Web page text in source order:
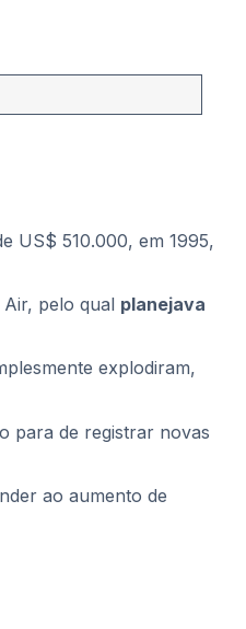
US$ 510.000, em 1995,
pelo qual planejava
explodiram,
para de registrar novas
ao aumento de